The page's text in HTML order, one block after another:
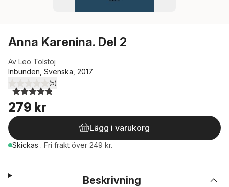
Anna Karenina. Del 2
Av Leo Tolstoj
Inbunden, Svenska, 2017
4,8utav 5 stjärnor. Totalt antal röster:
(5)
279 kr
Lägg i varukorg
Skickas . Fri frakt över 249 kr.
Beskrivning